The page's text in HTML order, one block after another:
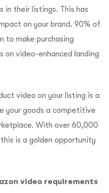
in their listings. This has
on your brand. 90% of
to make purchasing
on video-enhanced landing
video on your listing is a
your goods a competitive
With over 60,000
is a golden opportunity
video requirements